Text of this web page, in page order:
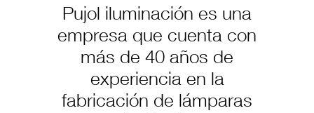
Pujol iluminación es una
empresa que cuenta con
más de 40 años de
experiencia en la
fabricación de lámparas